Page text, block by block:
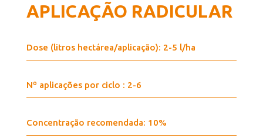
APLICAÇÃO RADICULAR
Dose (litros hectárea/aplicação): 2-5 l/ha
Nº aplicações por ciclo : 2-6
Concentração recomendada: 10%